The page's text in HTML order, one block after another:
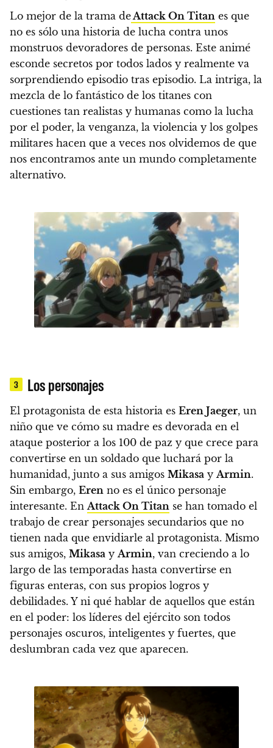
Lo mejor de la trama de Attack On Titan es que
no es sólo una historia de lucha contra unos
monstruos devoradores de personas. Este animé
esconde secretos por todos lados y realmente va
sorprendiendo episodio tras episodio. La intriga, la
mezcla de lo fantástico de los titanes con
cuestiones tan realistas y humanas como la lucha
por el poder, la venganza, la violencia y los golpes
militares hacen que a veces nos olvidemos de que
nos encontramos ante un mundo completamente
alternativo.
3 Los personajes
El protagonista de esta historia es Eren Jaeger, un
niño que ve cómo su madre es devorada en el
ataque posterior a los 100 de paz y que crece para
convertirse en un soldado que luchará por la
humanidad, junto a sus amigos Mikasa yArmin.
Sin embargo, Eren no es el único personaje
interesante. EnAttack On Titan se han tomado el
trabajo de crear personajes secundarios que no
tienen nada que envidiarle al protagonista. Mismo
sus amigos, Mikasa yArmin, van creciendo a lo
largo de las temporadas hasta convertirse en
figuras enteras, con sus propios logros y
debilidades. Y ni qué hablar de aquellos que están
en el poder: los líderes del ejército son todos
personajes oscuros, inteligentes y fuertes, que
deslumbran cada vez que aparecen.